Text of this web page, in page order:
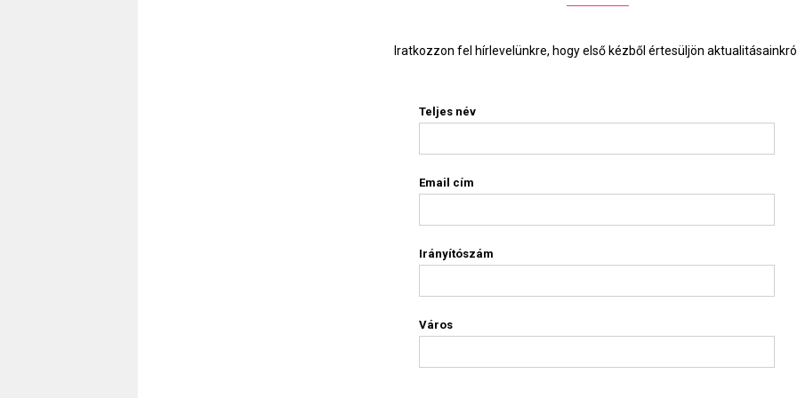
Iratkozzon fel hírlevelünkre, hogy első kézből értesüljön
Teljes név
Email cím
Irányítószám
Város